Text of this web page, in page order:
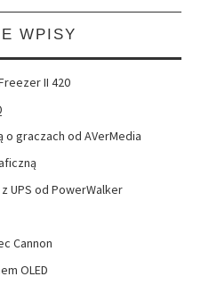
WPISY
II 420
graczach od AVerMedia
UPS od PowerWalker
Cannon
OLED